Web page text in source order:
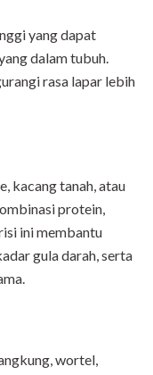
yang dapat
dalam tubuh.
rasa lapar lebih
kacang tanah, atau
protein,
ini membantu
gula darah, serta
wortel,